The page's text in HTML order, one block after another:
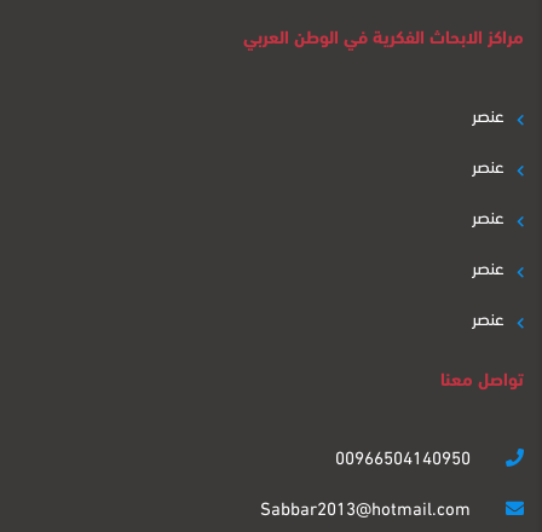
مراكز الابحاث الفكرية في الوطن العربي
عنصر
عنصر
عنصر
عنصر
عنصر
تواصل معنا